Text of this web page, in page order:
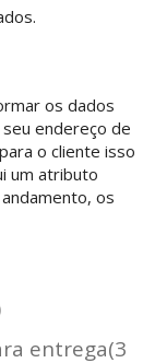
os dados
endereço de
o cliente isso
um atributo
os
entrega(3